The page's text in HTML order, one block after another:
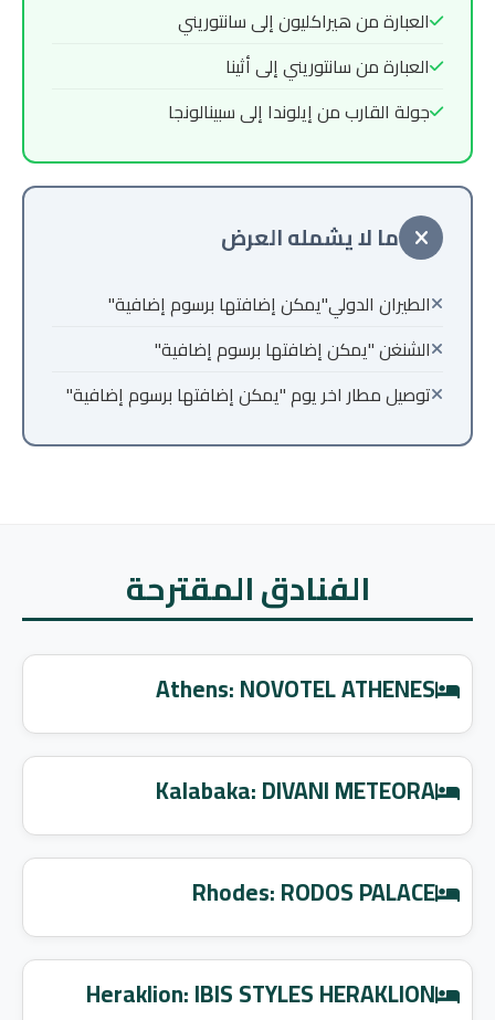
العبارة من هيراكليون إلى سانتوريني
العبارة من سانتوريني إلى أثينا
جولة القارب من إيلوندا إلى سبينالونجا
ما لا يشمله العرض
الطيران الدولي"يمكن إضافتها برسوم إضافية"
الشنغن "يمكن إضافتها برسوم إضافية"
توصيل مطار اخر يوم "يمكن إضافتها برسوم إضافية"
الفنادق المقترحة
Athens: NOVOTEL ATHENES
Kalabaka: DIVANI METEORA
Rhodes: RODOS PALACE
Heraklion: IBIS STYLES HERAKLION